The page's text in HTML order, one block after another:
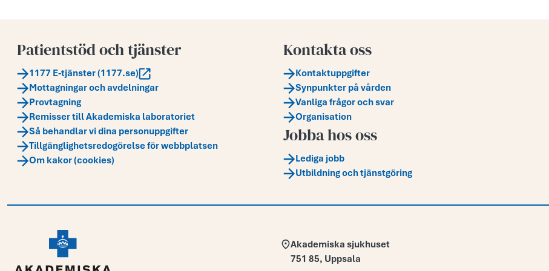
Patientstöd och tjänster
1177 E-tjänster (1177.se)
Mottagningar och avdelningar
Provtagning
Remisser till Akademiska laboratoriet
Så behandlar vi dina personuppgifter
Tillgänglighetsredogörelse för webbplatsen
Om kakor (cookies)
Kontakta oss
Kontaktuppgifter
Synpunkter på vården
Vanliga frågor och svar
Organisation
Jobba hos oss
Lediga jobb
Utbildning och tjänstgöring
Adress:
Akademiska sjukhuset
751 85, Uppsala